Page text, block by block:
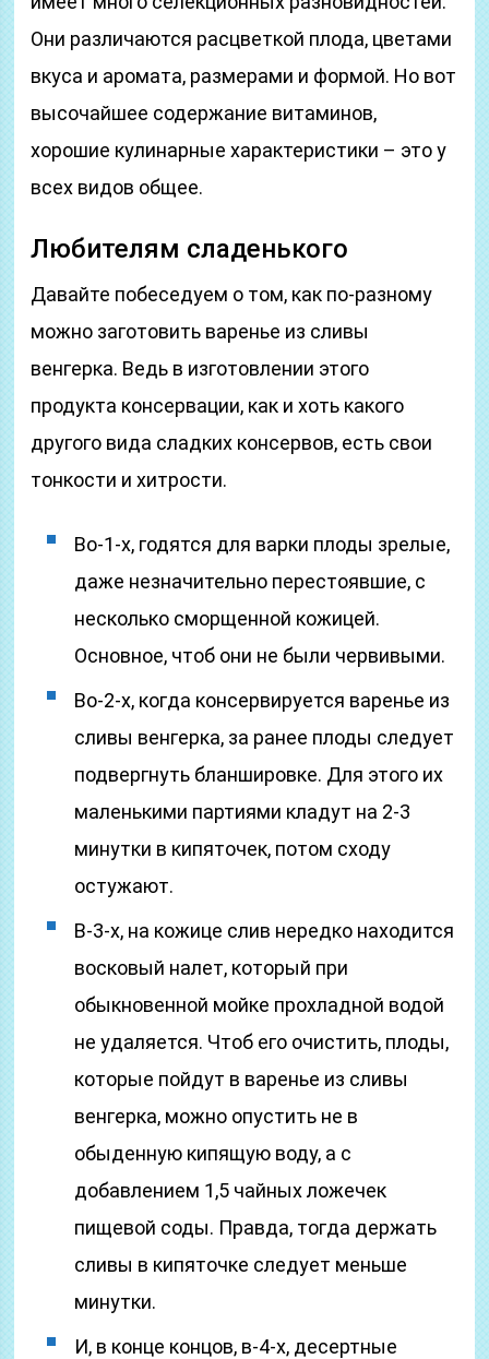
Они различаются расцветкой плода, цветами
вкуса и аромата, размерами и формой. Но вот
высочайшее содержание витаминов,
хорошие кулинарные характеристики – это у
всех видов общее.
Любителям сладенького
Давайте побеседуем о том, как по-разному
можно заготовить варенье из сливы
венгерка. Ведь в изготовлении этого
продукта консервации, как и хоть какого
другого вида сладких консервов, есть свои
тонкости и хитрости.
Во-1-х, годятся для варки плоды зрелые,
даже незначительно перестоявшие, с
несколько сморщенной кожицей.
Основное, чтоб они не были червивыми.
Во-2-х, когда консервируется варенье из
сливы венгерка, за ранее плоды следует
подвергнуть бланшировке. Для этого их
маленькими партиями кладут на 2-3
минутки в кипяточек, потом сходу
остужают.
В-3-х, на кожице слив нередко находится
восковый налет, который при
обыкновенной мойке прохладной водой
не удаляется. Чтоб его очистить, плоды,
которые пойдут в варенье из сливы
венгерка, можно опустить не в
обыденную кипящую воду, а с
добавлением 1,5 чайных ложечек
пищевой соды. Правда, тогда держать
сливы в кипяточке следует меньше
минутки.
И, в конце концов, в-4-х, десертные